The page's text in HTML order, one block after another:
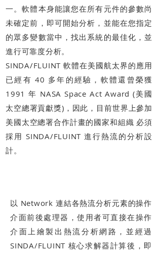
一。軟體本身能讓您在所有元件的參數尚
未確定前，即可開始分析，並能在您指定
的眾多變數當中，找出系統的最佳化，並
進行可靠度分析。
SINDA/FLUINT 軟體在美國航太界的應用
已經有 40 多年的經驗，軟體還曾榮獲
1991 年 NASA Space Act Award (美國
太空總署貢獻獎)，因此，目前世界上參加
美國太空總署合作計畫的國家和組織 必須
採用 SINDA/FLUINT 進行熱流的分析設
計。
以 Network 連結各熱流分析元素的操作
介面前後處理器，使用者可直接在操作
介面上繪製出熱流分析網路，並經過
SINDA/FLUINT 核心求解器計算後，即